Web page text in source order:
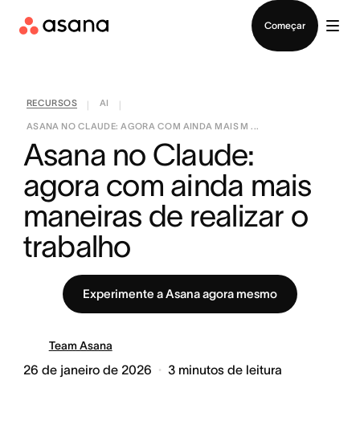
Começar
RECURSOS AI
ASANA NO CLAUDE: AGORA COM AINDA MAIS M ...
Asana no Claude:
agora com ainda mais
maneiras de realizar o
trabalho
Experimente a Asana agora mesmo
Team Asana
26 de janeiro de 2026 3 minutos de leitura